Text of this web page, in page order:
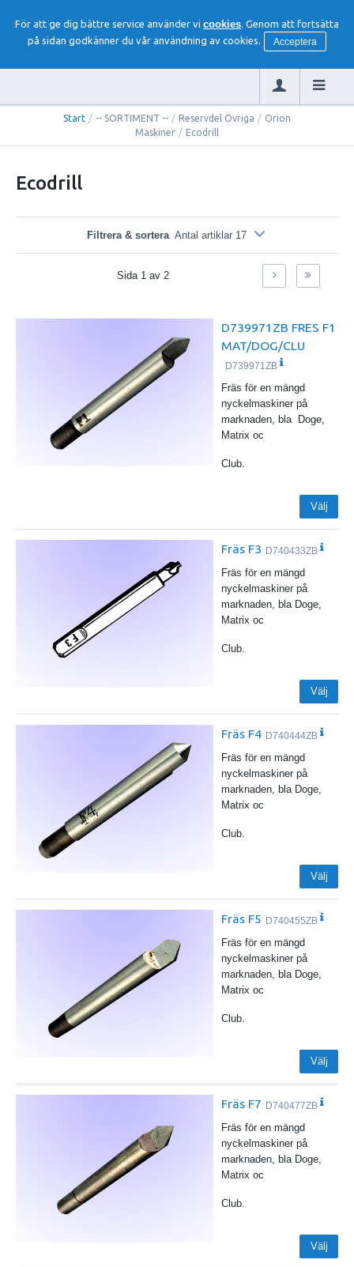
För att ge dig bättre service använder vi cookies. Genom att fortsätta
på sidan godkänner du vår användning av cookies.
Acceptera
Start / -- SORTIMENT -- / Reservdel Övriga / Orion
Maskiner / Ecodrill
Ecodrill
Filtrera & sortera Antal artiklar 17
Sida 1 av 2
D739971ZB FRES F1
MAT/DOG/CLU
D739971ZB
Fräs för en mängd
nyckelmaskiner på
marknaden, bla Doge,
Matrix oc
Club.
Välj
Fräs F3 D740433ZB
Fräs för en mängd
nyckelmaskiner på
marknaden, bla Doge,
Matrix oc
Club.
Välj
Fräs F4 D740444ZB
Fräs för en mängd
nyckelmaskiner på
marknaden, bla Doge,
Matrix oc
Club.
Välj
Fräs F5 D740455ZB
Fräs för en mängd
nyckelmaskiner på
marknaden, bla Doge,
Matrix oc
Club.
Välj
Fräs F7 D740477ZB
Fräs för en mängd
nyckelmaskiner på
marknaden, bla Doge,
Matrix oc
Club.
Välj